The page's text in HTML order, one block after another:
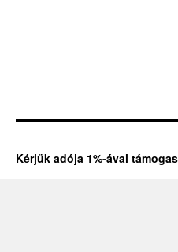
Kérjük adója 1%-ával